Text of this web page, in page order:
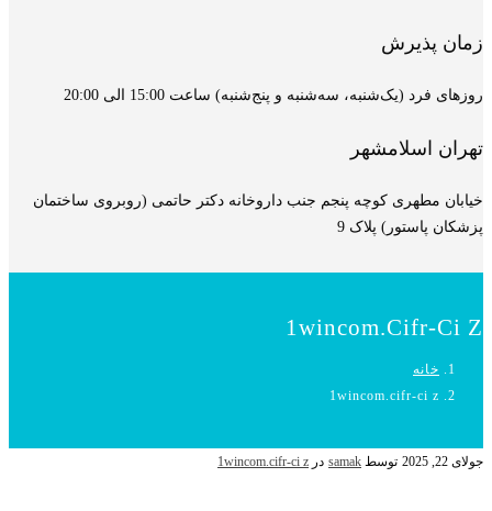
زمان پذیرش
روزهای فرد (یک‌شنبه، سه‌شنبه و پنج‌شنبه) ساعت 15:00 الی 20:00
تهران اسلامشهر
خیابان مطهری کوچه پنجم جنب داروخانه دکتر حاتمی (روبروی ساختمان
پزشکان پاستور) پلاک 9
1wincom.cifr-Ci Z
خانه
1wincom.cifr-ci z
جولای 22, 2025 توسط samak در 1wincom.cifr-ci z